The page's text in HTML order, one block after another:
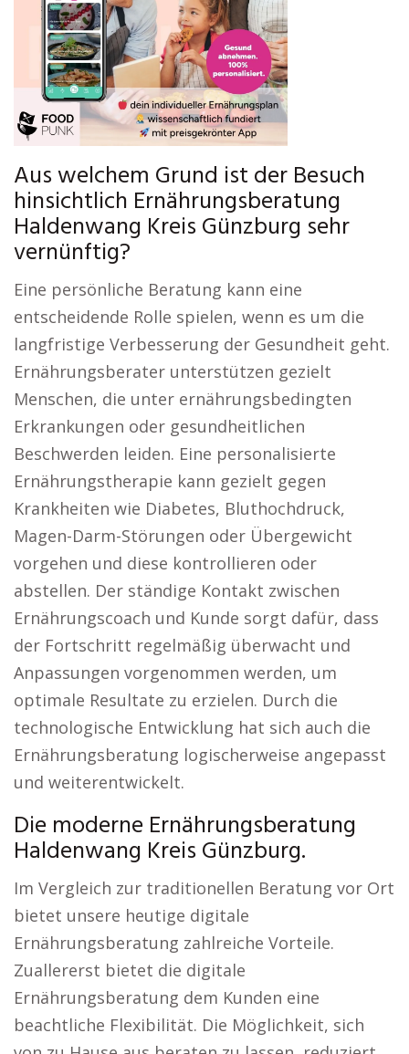
Aus welchem Grund ist der Besuch
hinsichtlich Ernährungsberatung
Haldenwang Kreis Günzburg sehr
vernünftig?
Eine persönliche Beratung kann eine
entscheidende Rolle spielen, wenn es um die
langfristige Verbesserung der Gesundheit geht.
Ernährungsberater unterstützen gezielt
Menschen, die unter ernährungsbedingten
Erkrankungen oder gesundheitlichen
Beschwerden leiden. Eine personalisierte
Ernährungstherapie kann gezielt gegen
Krankheiten wie Diabetes, Bluthochdruck,
Magen-Darm-Störungen oder Übergewicht
vorgehen und diese kontrollieren oder
abstellen. Der ständige Kontakt zwischen
Ernährungscoach und Kunde sorgt dafür, dass
der Fortschritt regelmäßig überwacht und
Anpassungen vorgenommen werden, um
optimale Resultate zu erzielen. Durch die
technologische Entwicklung hat sich auch die
Ernährungsberatung logischerweise angepasst
und weiterentwickelt.
Die moderne Ernährungsberatung
Haldenwang Kreis Günzburg.
Im Vergleich zur traditionellen Beratung vor Ort
bietet unsere heutige digitale
Ernährungsberatung zahlreiche Vorteile.
Zuallererst bietet die digitale
Ernährungsberatung dem Kunden eine
beachtliche Flexibilität. Die Möglichkeit, sich